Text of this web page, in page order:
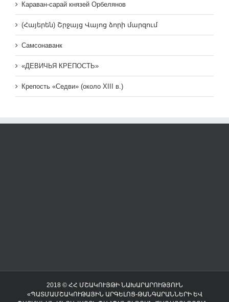
Караван-сарай князей Орбелянов
(Հայերեն) Շրջայց Վայոց ձորի մարզում
Самсонаванк
«ДЕВИЧЬЯ КРЕПОСТЬ»
Крепость «Седви» (около XIII в.)
2018 © ՀՀ ՄՇԱԿՈՒՅԹԻ ՆԱԽԱՐԱՐՈՒԹՅՈՒՆ
«ՊԱՏՄԱՄՇԱԿՈՒԹԱՅԻՆ ԱՐԳԵԼՈՑ-ԹԱՆԳԱՐԱՆՆԵՐԻ ԵՎ